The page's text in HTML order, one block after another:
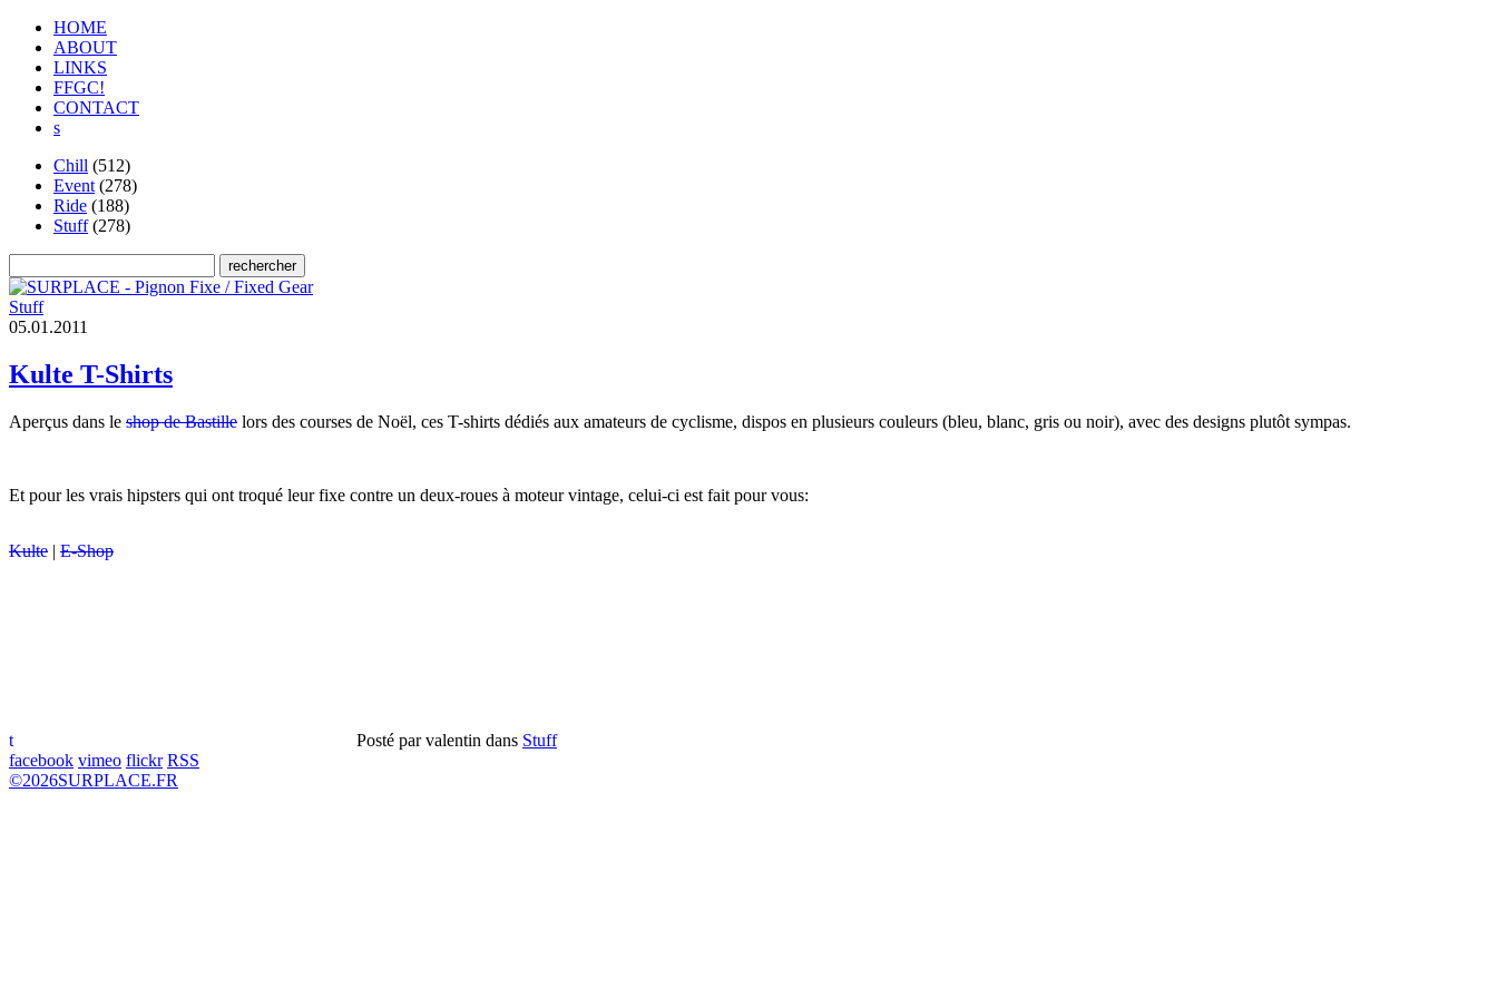
HOME
ABOUT
LINKS
FFGC!
CONTACT
s
Chill (512)
Event (278)
Ride (188)
Stuff(278)
Stuff
05.01 .2011
Kulte T-Shirts
Aperçus dans le shop de Bastille lors des courses de Noël, ces T-shirts dédiés aux amateurs de cyclisme, dispos en plusieurs couleurs (bleu, blanc, gris ou noir), avec des designs plutôt sympas.
Et pour les vrais hipsters qui ont troqué leur fixe contre un deux-roues à moteur vintage, celui-ci est fait pour vous:
Kulte | E-Shop
t Posté parvalentin dans Stuff
facebook vimeo flickr RSS
©2026SURPLACE.FR